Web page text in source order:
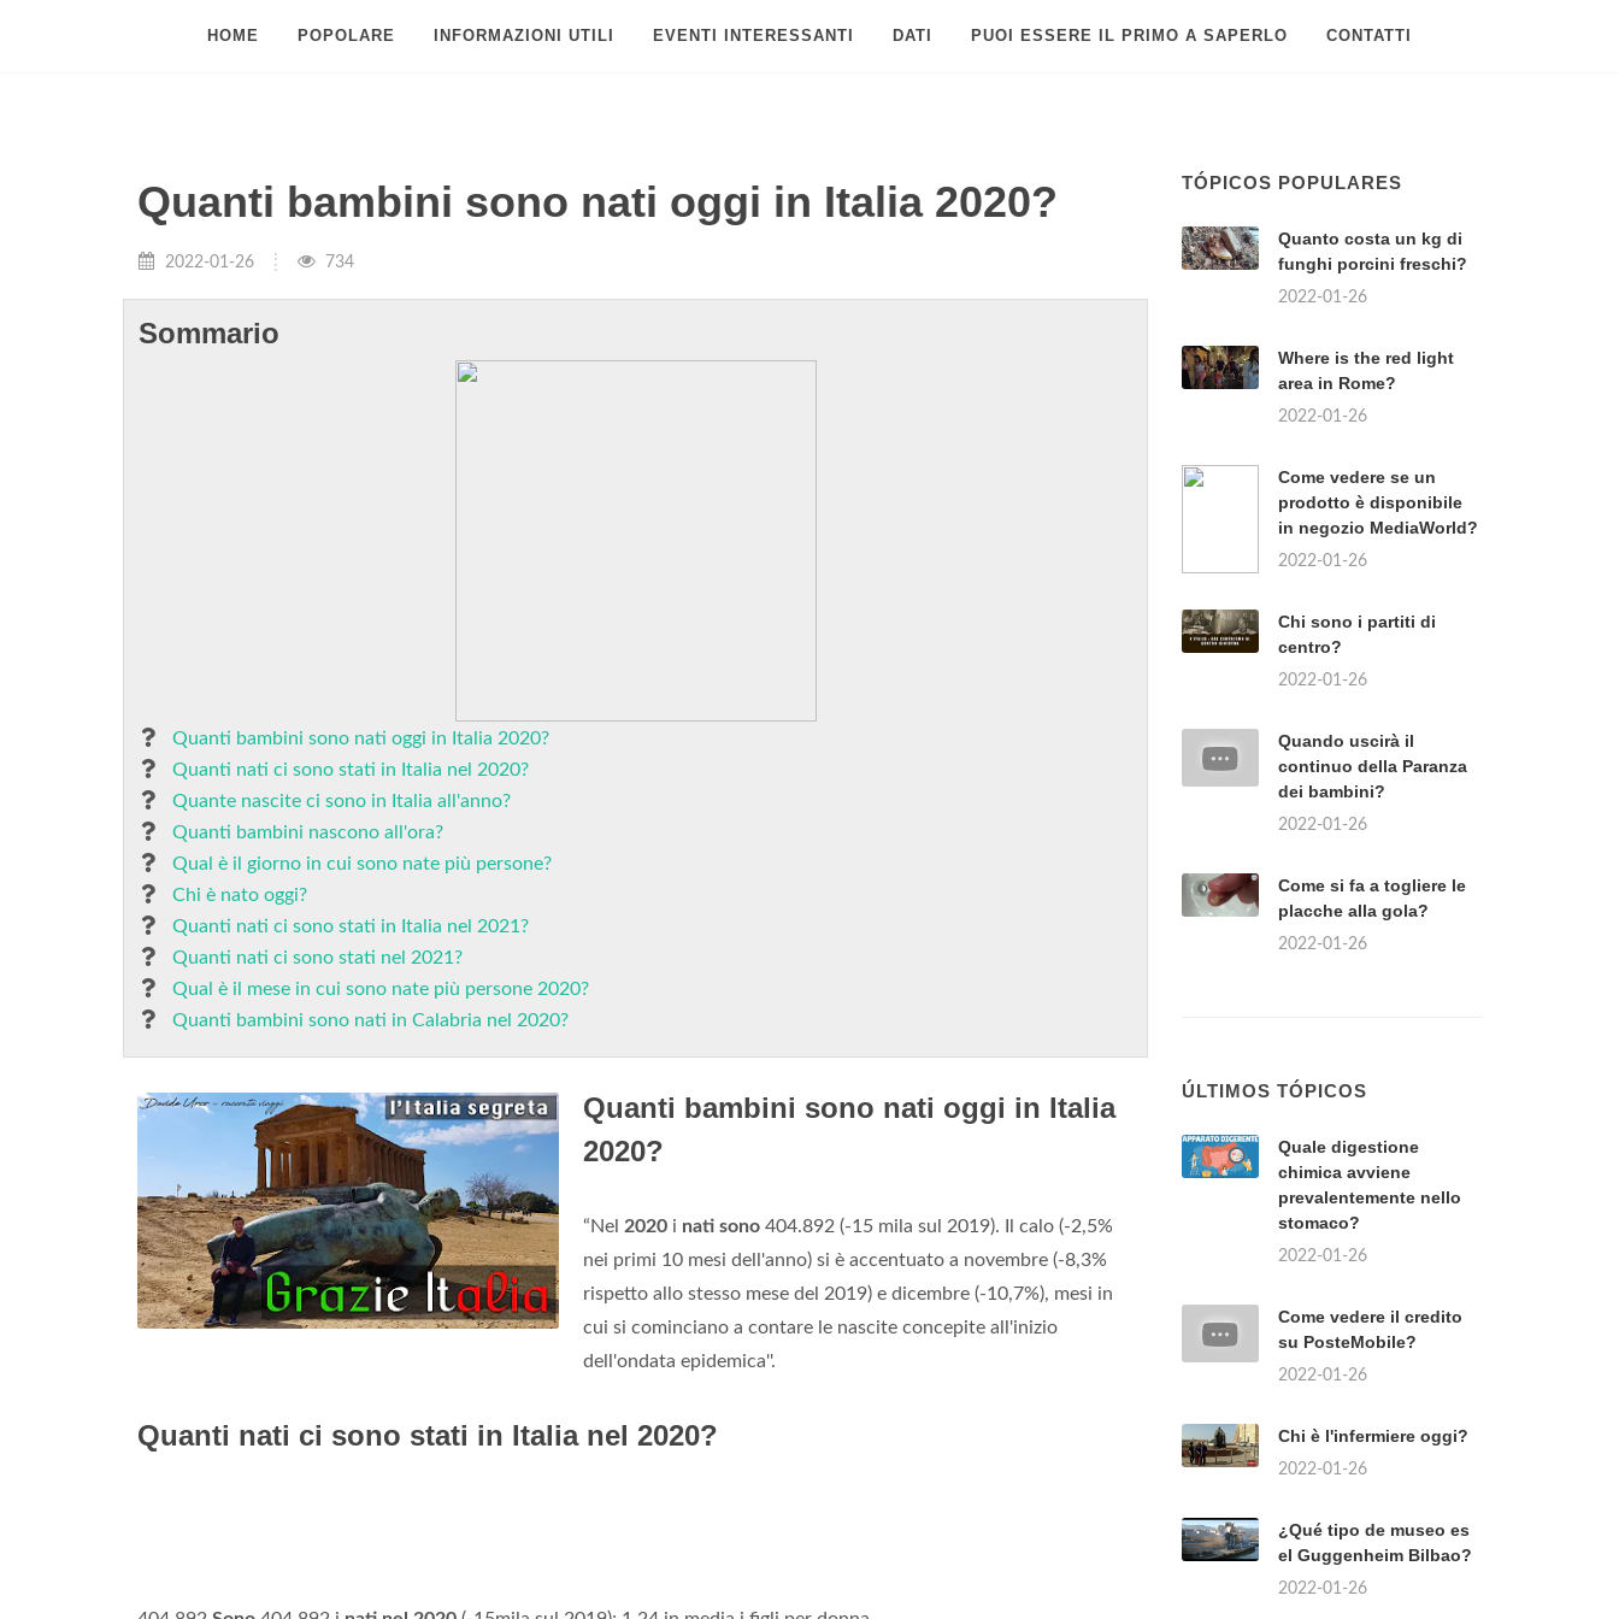
HOME POPOLARE INFORMAZIONI UTILI EVENTI INTERESSANTI DATI PUOI ESSERE IL PRIMO A SAPERLO CONTATTI
Quanti bambini sono nati oggi in Italia 2020?
2022-01-26 734
Sommario
Quanti bambini sono nati oggi in Italia 2020?
Quanti nati ci sono stati in Italia nel 2020?
Quante nascite ci sono in Italia all'anno?
Quanti bambini nascono all'ora?
Qual è il giorno in cui sono nate più persone?
Chi è nato oggi?
Quanti nati ci sono stati in Italia nel 2021?
Quanti nati ci sono stati nel 2021?
Qual è il mese in cui sono nate più persone 2020?
Quanti bambini sono nati in Calabria nel 2020?
Quanti bambini sono nati oggi in Italia
2020?
“Nel 2020 i nati sono 404.892 (-15 mila sul 2019). Il calo (-2,5%
nei primi 10 mesi dell'anno) si è accentuato a novembre (-8,3%
rispetto allo stesso mese del 2019) e dicembre (-10,7%), mesi in
cui si cominciano a contare le nascite concepite all'inizio
dell'ondata epidemica''.
Quanti nati ci sono stati in Italia nel 2020?
TÓPICOS POPULARES
Quanto costa un kg di
funghi porcini freschi?
2022-01-26
Where is the red light
area in Rome?
2022-01-26
Come vedere se un
prodotto è disponibile
in negozio MediaWorld?
2022-01-26
Chi sono i partiti di
centro?
2022-01-26
Quando uscirà il
continuo della Paranza
dei bambini?
2022-01-26
Come si fa a togliere le
placche alla gola?
2022-01-26
ÚLTIMOS TÓPICOS
Quale digestione
chimica avviene
prevalentemente nello
stomaco?
2022-01-26
Come vedere il credito
su PosteMobile?
2022-01-26
Chi è l'infermiere oggi?
2022-01-26
¿Qué tipo de museo es
el Guggenheim Bilbao?
2022-01-26